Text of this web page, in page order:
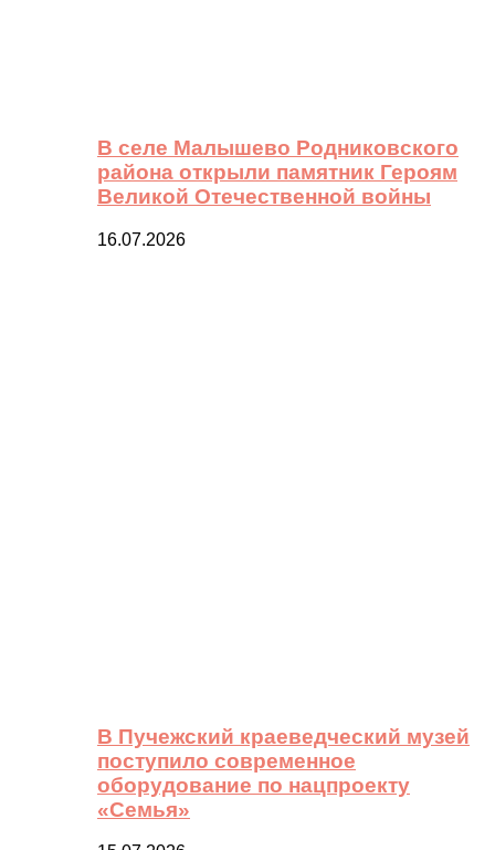
В селе Малышево Родниковского
района открыли памятник Героям
Великой Отечественной войны
16.07.2026
В Пучежский краеведческий музей
поступило современное
оборудование по нацпроекту
«Семья»